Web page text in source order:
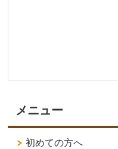
メニュー
初めての方へ